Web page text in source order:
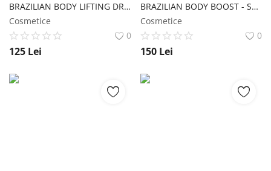
BRAZILIAN BODY LIFTING DRY OIL - Ulei uscat pentru hidratare, tonifiere, modelare, antivergeturi & anticelulită Wawa Fresh Cosmetics
Cosmetice
0
125 Lei
BRAZILIAN BODY BOOST - Serum anticelulitic, tonifiant, modelator & antiage Wawa Fresh Cosmetics
Cosmetice
0
150 Lei